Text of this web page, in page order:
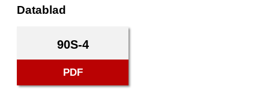
Datablad
90S-4
PDF